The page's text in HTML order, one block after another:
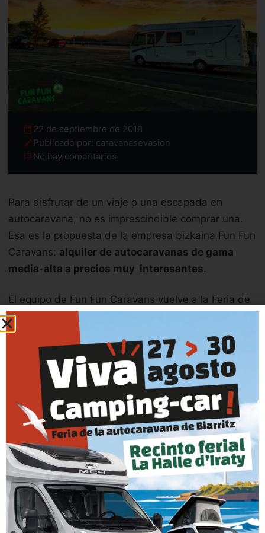
22 de septiembre de 2018
Publicado por: caravanasevasion
No hay comentarios
Para disfrutar de un viaje o una escapada en
autocaravana, no es imprescindible comprar una.
Esa es la propuesta de la empresa bizkaina Fun Fun
Caravans: alquiler de autocaravanas de gama
media-alta a precios muy interesantes.
El equipo de Fun Fun Caravans vuelve a la Feria de
la Autocaravana de Biarritz, que se celebrará del 13
al 16 de septiembre de 2018, para explicar su
modelo de trabajo y responder a cualquier duda
que tengas. Pero atento si quieres conocerles,
porque no estarán durante toda la feria, solo el
viernes, sábado y domingo.
Si quieres probar la experiencia de libertad de la
autocaravana sin hacer una gran inversión, las
soluciones de alquiler que ofrecen Fun Fun
Caravans son una opción muy atractiva que puedes
plantearte.Y quién sabe: tal vez te ayude a tomar
tu mejor decisión de compra en el futuro.